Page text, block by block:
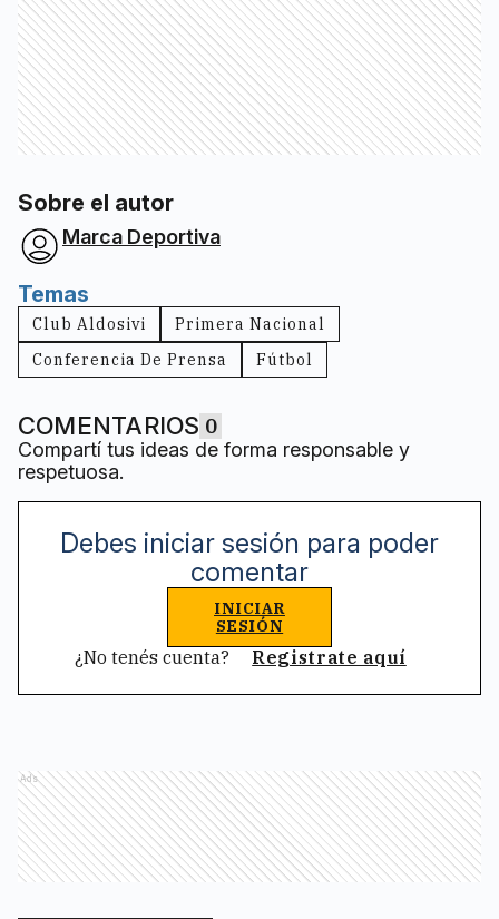
Sobre el autor
Marca Deportiva
Temas
Club Aldosivi
Primera Nacional
Conferencia De Prensa
Fútbol
COMENTARIOS 0
Compartí tus ideas de forma responsable y
respetuosa.
Debes iniciar sesión para poder
comentar
INICIAR
SESIÓN
¿No tenés cuenta? Registrate aquí
Ads